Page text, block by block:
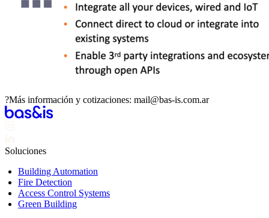
?Más información y cotizaciones: mail@bas-is.com.ar
Soluciones
Building Automation
Fire Detection
Access Control Systems
Green Building